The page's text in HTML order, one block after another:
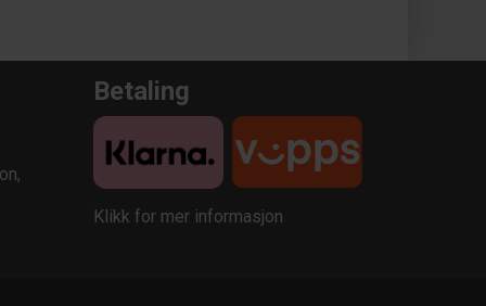
Betaling
Klikk for mer informasjon